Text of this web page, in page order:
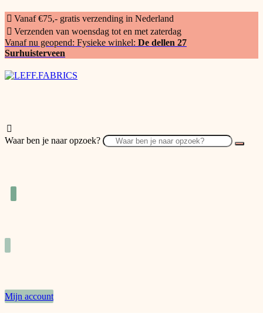
Vanaf €75,- gratis verzending in Nederland
Verzenden van woensdag tot en met zaterdag
Vanaf nu geopend: Fysieke winkel: De dellen 27
Surhuisterveen
Waar ben je naar opzoek?
Mijn account